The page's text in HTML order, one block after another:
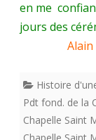
en me
jours des
Alain
Histoire
Pdt fond. de la
Chapelle Saint